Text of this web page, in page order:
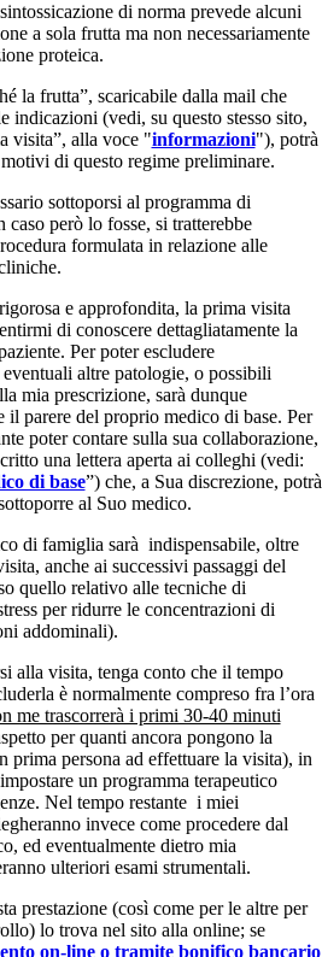
di norma prevede alcuni
a sola frutta ma non necessariamente
proteica.
la frutta”, scaricabile dalla mail che
indicazioni (vedi, su questo stesso sito,
visita”, alla voce "informazioni"), potrà
di questo regime preliminare.
sottoporsi al programma di
caso però lo fosse, si tratterebbe
formulata in relazione alle
e approfondita, la prima visita
di conoscere dettagliatamente la
Per poter escludere
altre patologie, o possibili
mia prescrizione, sarà dunque
il parere del proprio medico di base. Per
poter contare sulla sua collaborazione,
una lettera aperta ai colleghi (vedi:
di base”) che, a Sua discrezione, potrà
al Suo medico.
di famiglia sarà indispensabile, oltre
anche ai successivi passaggi del
quello relativo alle tecniche di
per ridurre le concentrazioni di
addominali).
alla visita, tenga conto che il tempo
è normalmente compreso fra l’ora
me trascorrerà i primi 30-40 minuti
per quanti ancora pongono la
prima persona ad effettuare la visita), in
un programma terapeutico
Nel tempo restante i miei
invece come procedere dal
ed eventualmente dietro mia
ulteriori esami strumentali.
prestazione (così come per le altre per
lo trova nel sito alla online; se
on-line o tramite bonifico bancario